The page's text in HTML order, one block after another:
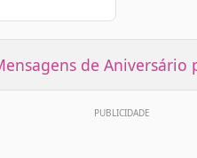
de Aniversário